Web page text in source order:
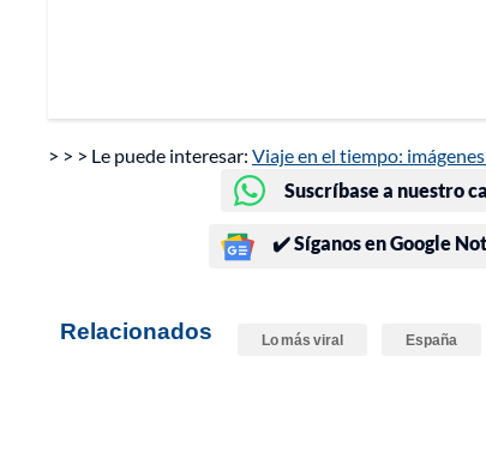
> > > Le puede interesar: Viaje en el tiempo:
Suscríbase a nuestro
✔️ Síganos en Google
Relacionados Lo más viral España